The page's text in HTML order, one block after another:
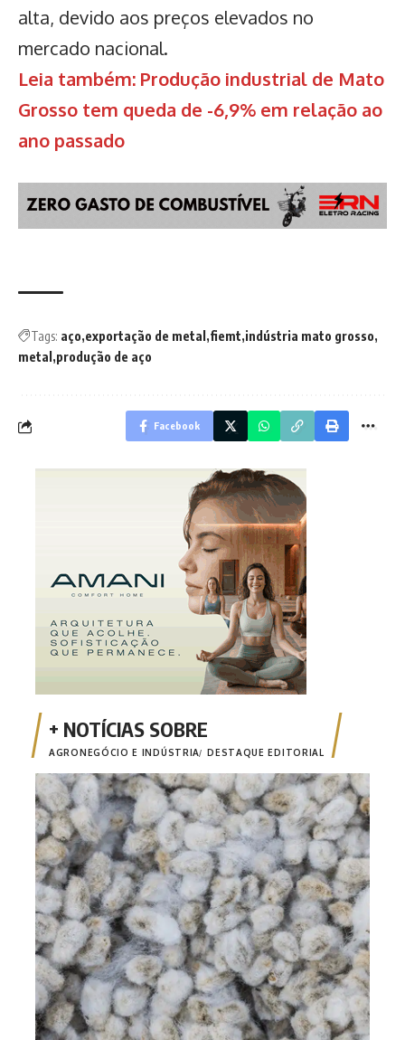
alta, devido aos preços elevados no
mercado nacional.
Leia também: Produção industrial de Mato
Grosso tem queda de -6,9% em relação ao
ano passado
Tags: aço exportação de metal fiemt indústria mato grosso
metal produção de aço
Facebook
AGRONEGÓCIO E INDÚSTRIA DESTAQUE EDITORIAL